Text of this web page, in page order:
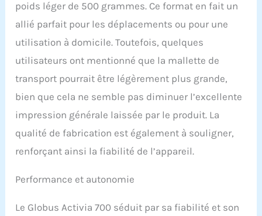
30 ans, GLOBUS est une
entreprise leader
production
d'équipements
portatifs. La large gamme
comprend des lignes
pour l'électrothérapie,
diathermie,
magnétothérapie,
formes vibrantes et des
sport.
poids léger de 500 grammes. Ce format en fait un
allié parfait pour les déplacements ou pour une
utilisation à domicile. Toutefois, quelques
utilisateurs ont mentionné que la mallette de
transport pourrait être légèrement plus grande,
bien que cela ne semble pas diminuer l’excellente
impression générale laissée par le produit. La
qualité de fabrication est également à souligner,
renforçant ainsi la fiabilité de l’appareil.
Performance et autonomie
Le Globus Activia 700 séduit par sa fiabilité et son